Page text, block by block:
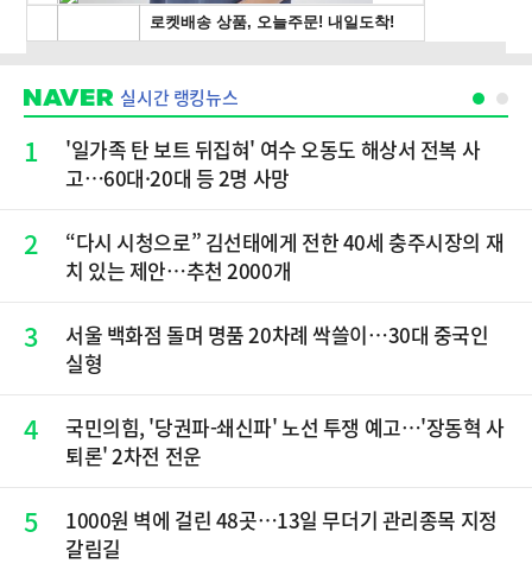
실시간 랭킹뉴스
1
'일가족 탄 보트 뒤집혀' 여수 오동도 해상서 전복 사
고…60대·20대 등 2명 사망
2
“다시 시청으로” 김선태에게 전한 40세 충주시장의 재
치 있는 제안…추천 2000개
3
서울 백화점 돌며 명품 20차례 싹쓸이…30대 중국인
실형
4
국민의힘, '당권파-쇄신파' 노선 투쟁 예고…'장동혁 사
퇴론' 2차전 전운
5
1000원 벽에 걸린 48곳…13일 무더기 관리종목 지정
갈림길